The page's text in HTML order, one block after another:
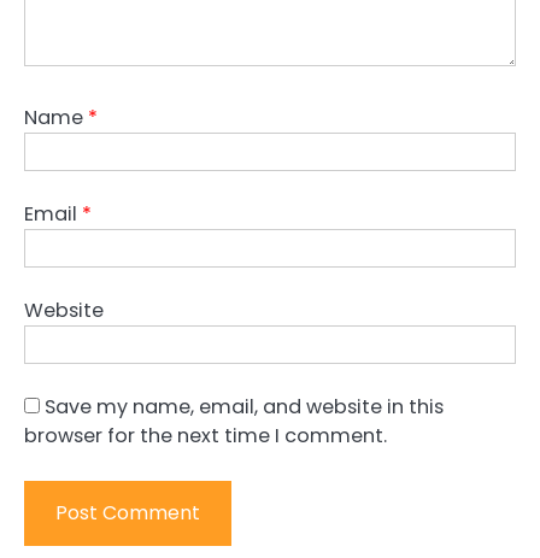
Name *
Email *
Website
Save my name, email, and website in this
browser for the next time I comment.